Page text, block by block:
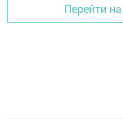
Перейти